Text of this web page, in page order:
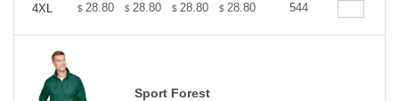
4XL
$ 28.80 $ 28.80 $ 28.80 $ 28.80 28.80
544
Sport Forest